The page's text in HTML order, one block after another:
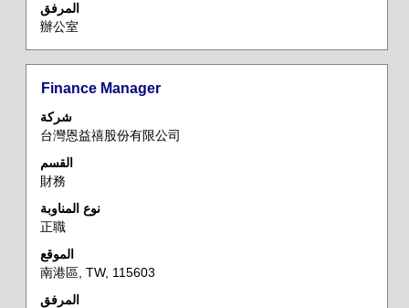
المرفق
辦公室
المسمى
Finance Manager
شركة
台灣恩益禧股份有限公司
القسم
財務
نوع المناوبة
正職
الموقع
南港區, TW, 115603
المرفق
حدد
مفتاح
لعرض
محتويات
معلومات
الوظيفة